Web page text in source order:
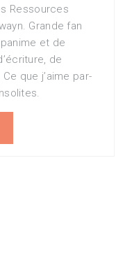
Ressources
Grande fan
et de
de
que j’aime par-